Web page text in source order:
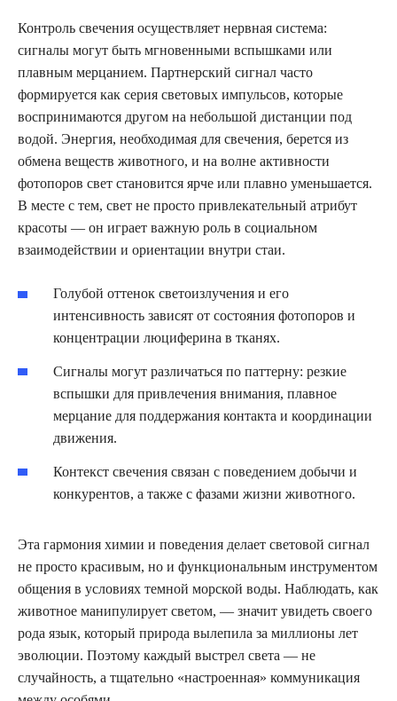
Контроль свечения осуществляет нервная система:
сигналы могут быть мгновенными вспышками или
плавным мерцанием. Партнерский сигнал часто
формируется как серия световых импульсов, которые
воспринимаются другом на небольшой дистанции под
водой. Энергия, необходимая для свечения, берется из
обмена веществ животного, и на волне активности
фотопоров свет становится ярче или плавно уменьшается.
В месте с тем, свет не просто привлекательный атрибут
красоты — он играет важную роль в социальном
взаимодействии и ориентации внутри стаи.
Голубой оттенок светоизлучения и его
интенсивность зависят от состояния фотопоров и
концентрации люциферина в тканях.
Сигналы могут различаться по паттерну: резкие
вспышки для привлечения внимания, плавное
мерцание для поддержания контакта и координации
движения.
Контекст свечения связан с поведением добычи и
конкурентов, а также с фазами жизни животного.
Эта гармония химии и поведения делает световой сигнал
не просто красивым, но и функциональным инструментом
общения в условиях темной морской воды. Наблюдать, как
животное манипулирует светом, — значит увидеть своего
рода язык, который природа вылепила за миллионы лет
эволюции. Поэтому каждый выстрел света — не
случайность, а тщательно «настроенная» коммуникация